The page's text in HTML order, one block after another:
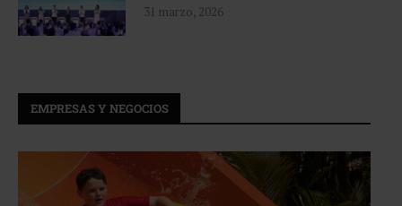
31 marzo, 2026
EMPRESAS Y NEGOCIOS